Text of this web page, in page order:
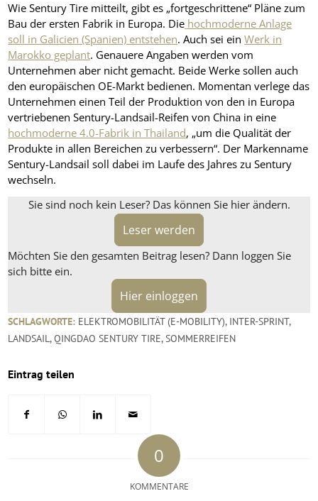
Wie Sentury Tire mitteilt, gibt es „fortgeschrittene“ Pläne zum
Bau der ersten Fabrik in Europa. Die hochmoderne Anlage
soll in Galicien (Spanien) entstehen. Auch sei einWerk in
Marokko geplant. Genauere Angaben werden vom
Unternehmen aber nicht gemacht. Beide Werke sollen auch
den europäischen OE-Markt bedienen. Momentan verlege das
Unternehmen einen Teil der Produktion von den in Europa
vertriebenen Sentury-Landsail-Reifen von China in eine
hochmoderne 4.0-Fabrik in Thailand, „um die Qualität der
Produkte in allen Bereichen zu verbessern“. Der Markenname
Sentury-Landsail soll dabei im Laufe des Jahres zu Sentury
wechseln.
Sie sind noch kein Leser? Das können Sie hier ändern.
Leser werden
Möchten Sie den gesamten Beitrag lesen? Dann loggen Sie
sich bitte ein.
Hier einloggen
SCHLAGWORTE: ELEKTROMOBILITÄT (E-MOBILITY), INTER-SPRINT,
LANDSAIL,QINGDAO SENTURY TIRE,SOMMERREIFEN
Eintrag teilen
0
KOMMENTARE